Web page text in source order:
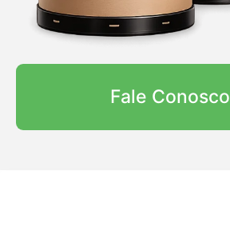
Fale Conosco